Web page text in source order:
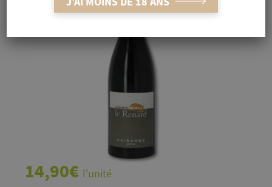
14,90€ l'unité